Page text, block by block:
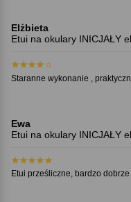
Etui na okulary INICJAŁY
Elżbieta
Staranne wykonanie ,
Etui na okulary INICJAŁY
Ewa
Etui prześliczne, bardzo